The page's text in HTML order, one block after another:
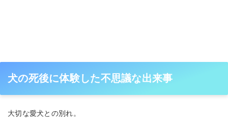
犬の死後に体験した不思議な出来事
大切な愛犬との別れ。